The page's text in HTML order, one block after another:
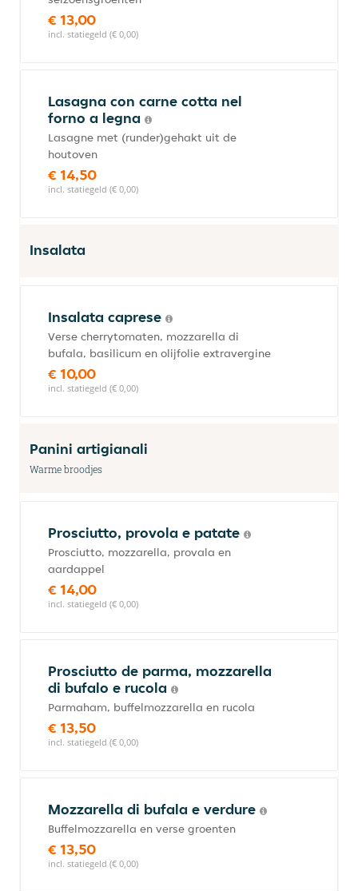
€ 13,00
incl. statiegeld (€ 0,00)
Lasagna con carne cotta nel
forno a legna
Lasagne met (runder)gehakt uit de
houtoven
€ 14,50
incl. statiegeld (€ 0,00)
Insalata
Insalata caprese
Verse cherrytomaten, mozzarella di
bufala, basilicum en olijfolie extravergine
€ 10,00
incl. statiegeld (€ 0,00)
Panini artigianali
Warme broodjes
Prosciutto, provola e patate
Prosciutto, mozzarella, provala en
aardappel
€ 14,00
incl. statiegeld (€ 0,00)
Prosciutto de parma, mozzarella
di bufalo e rucola
Parmaham, buffelmozzarella en rucola
€ 13,50
incl. statiegeld (€ 0,00)
Mozzarella di bufala e verdure
Buffelmozzarella en verse groenten
€ 13,50
incl. statiegeld (€ 0,00)